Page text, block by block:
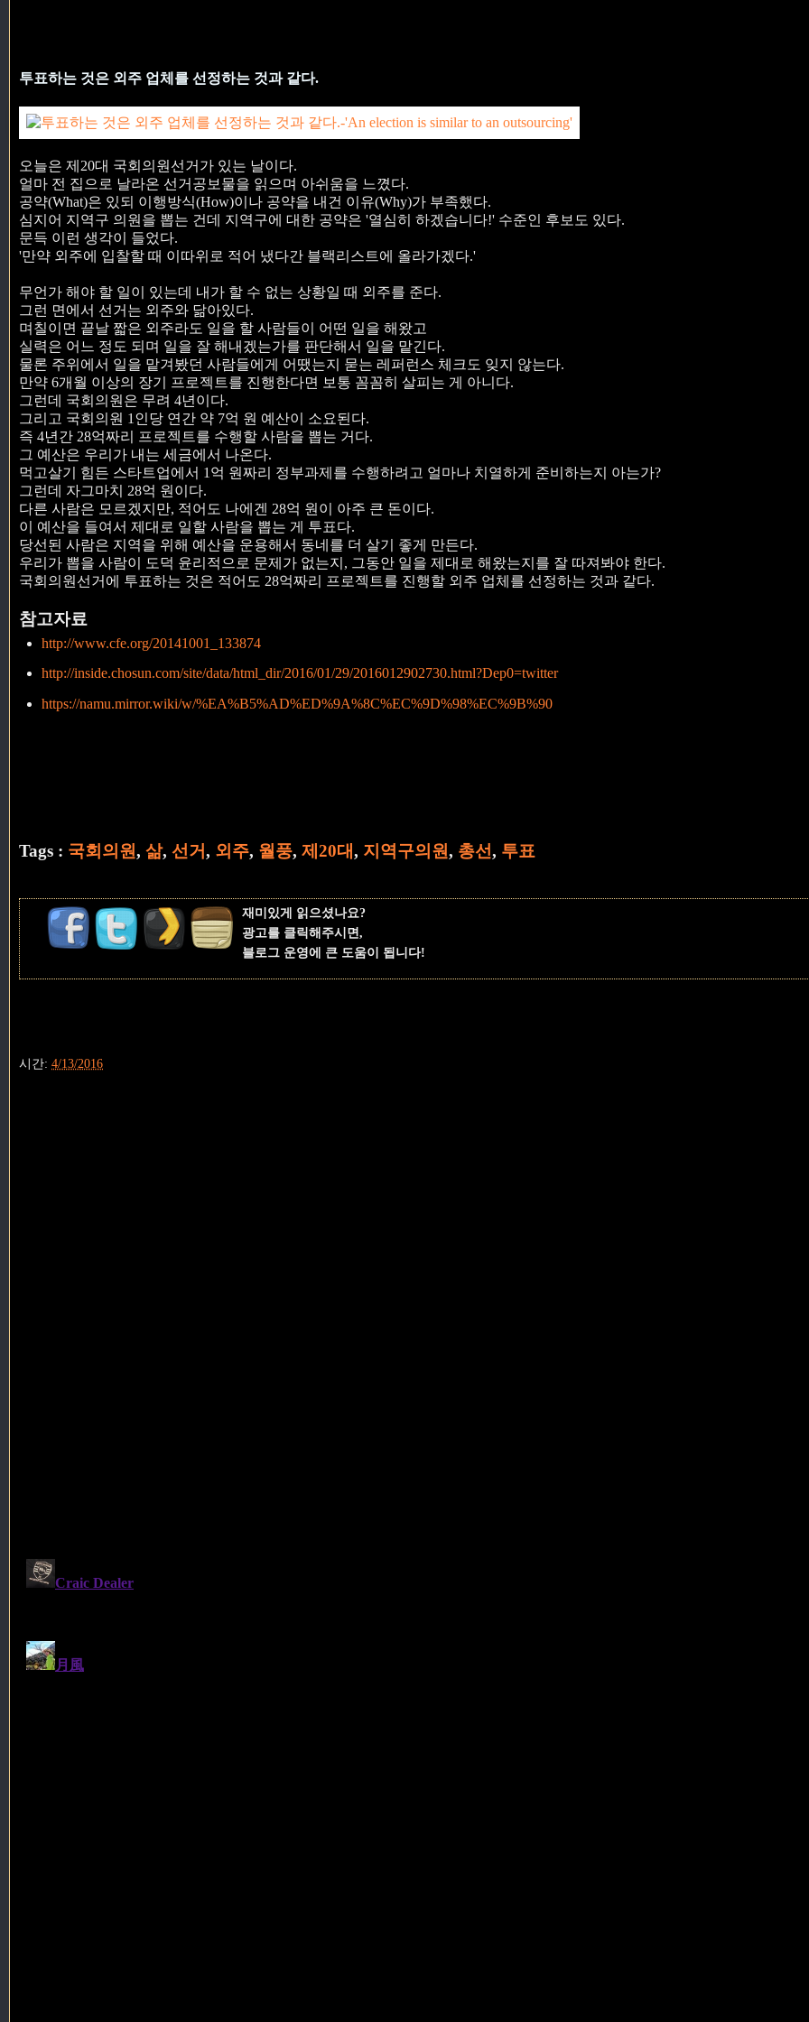
투표하는 것은 외주 업체를 선정하는 것과 같다.
오늘은 제20대 국회의원선거가 있는 날이다.
얼마 전 집으로 날라온 선거공보물을 읽으며 아쉬움을 느꼈다.
공약(What)은 있되 이행방식(How)이나 공약을 내건 이유(Why)가 부족했다.
심지어 지역구 의원을 뽑는 건데 지역구에 대한 공약은 '열심히 하겠습니다!' 수준인 후보도 있다.
문득 이런 생각이 들었다.
'만약 외주에 입찰할 때 이따위로 적어 냈다간 블랙리스트에 올라가겠다.'
무언가 해야 할 일이 있는데 내가 할 수 없는 상황일 때 외주를 준다.
그런 면에서 선거는 외주와 닮아있다.
며칠이면 끝날 짧은 외주라도 일을 할 사람들이 어떤 일을 해왔고
실력은 어느 정도 되며 일을 잘 해내겠는가를 판단해서 일을 맡긴다.
물론 주위에서 일을 맡겨봤던 사람들에게 어땠는지 묻는 레퍼런스 체크도 잊지 않는다.
만약 6개월 이상의 장기 프로젝트를 진행한다면 보통 꼼꼼히 살피는 게 아니다.
그런데 국회의원은 무려 4년이다.
그리고 국회의원 1인당 연간 약 7억 원 예산이 소요된다.
즉 4년간 28억짜리 프로젝트를 수행할 사람을 뽑는 거다.
그 예산은 우리가 내는 세금에서 나온다.
먹고살기 힘든 스타트업에서 1억 원짜리 정부과제를 수행하려고 얼마나 치열하게 준비하는지 아는가?
그런데 자그마치 28억 원이다.
다른 사람은 모르겠지만, 적어도 나에겐 28억 원이 아주 큰 돈이다.
이 예산을 들여서 제대로 일할 사람을 뽑는 게 투표다.
당선된 사람은 지역을 위해 예산을 운용해서 동네를 더 살기 좋게 만든다.
우리가 뽑을 사람이 도덕 윤리적으로 문제가 없는지, 그동안 일을 제대로 해왔는지를 잘 따져봐야 한다.
국회의원선거에 투표하는 것은 적어도 28억짜리 프로젝트를 진행할 외주 업체를 선정하는 것과 같다.
참고자료
http://www.cfe.org/20141001_133874
http://inside.chosun.com/site/data/html_dir/2016/01/29/2016012902730.html?Dep0=twitter
https://namu.mirror.wiki/w/%EA%B5%AD%ED%9A%8C%EC%9D%98%EC%9B%90
Tags : 국회의원, 삶, 선거, 외주, 월풍, 제20대, 지역구의원, 총선, 투표
재미있게 읽으셨나요?
광고를 클릭해주시면,
블로그 운영에 큰 도움이 됩니다!
시간: 4/13/2016